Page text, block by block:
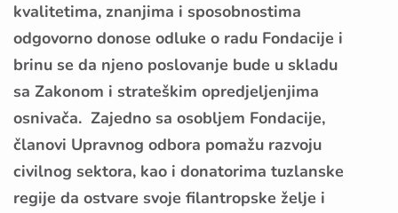
kvalitetima, znanjima i sposobnostima
odgovorno donose odluke o radu Fondacije i
brinu se da njeno poslovanje bude u skladu
sa Zakonom i strateškim opredjeljenjima
osnivača. Zajedno sa osobljem Fondacije,
članovi Upravnog odbora pomažu razvoju
civilnog sektora, kao i donatorima tuzlanske
regije da ostvare svoje filantropske želje i